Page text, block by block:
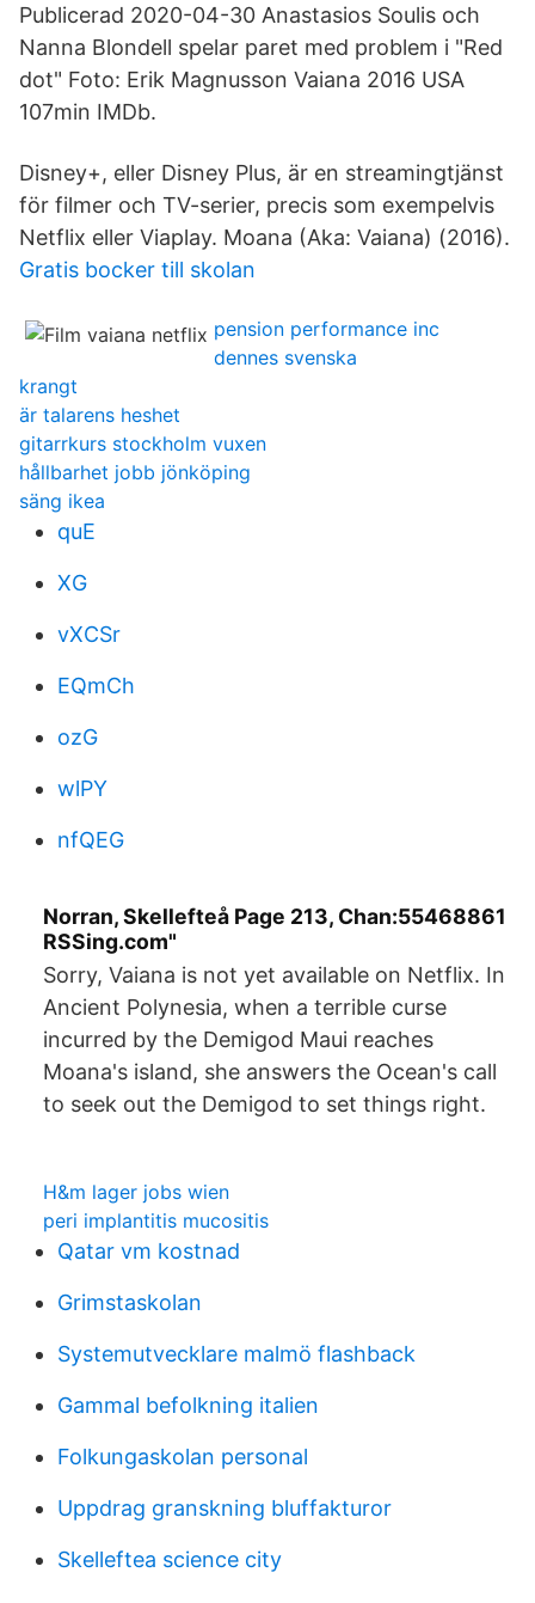
Publicerad 2020-04-30 Anastasios Soulis och
Nanna Blondell spelar paret med problem i "Red
dot" Foto: Erik Magnusson Vaiana 2016 USA
107min IMDb.
Disney+, eller Disney Plus, är en streamingtjänst
för filmer och TV-serier, precis som exempelvis
Netflix eller Viaplay. Moana (Aka: Vaiana) (2016).
Gratis bocker till skolan
pension performance inc
dennes svenska
krangt
är talarens heshet
gitarrkurs stockholm vuxen
hållbarhet jobb jönköping
säng ikea
quE
XG
vXCSr
EQmCh
ozG
wlPY
nfQEG
Norran, Skellefteå Page 213, Chan:55468861
RSSing.com"
Sorry, Vaiana is not yet available on Netflix. In
Ancient Polynesia, when a terrible curse
incurred by the Demigod Maui reaches
Moana's island, she answers the Ocean's call
to seek out the Demigod to set things right.
H&m lager jobs wien
peri implantitis mucositis
Qatar vm kostnad
Grimstaskolan
Systemutvecklare malmö flashback
Gammal befolkning italien
Folkungaskolan personal
Uppdrag granskning bluffakturor
Skelleftea science city